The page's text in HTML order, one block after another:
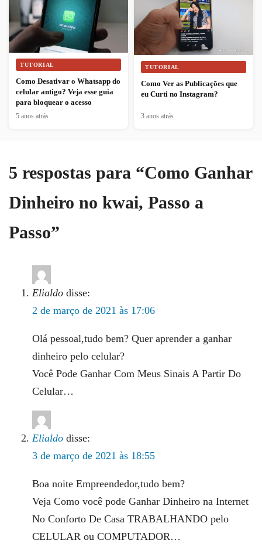
TUTORIAL
Como Desativar o Whatsapp do
celular antigo? Veja esse guia
para bloquear o acesso
5 anos atrás
TUTORIAL
Como Ver as Publicações que
eu Curti no Instagram?
3 anos atrás
5 respostas para “Como Ganhar
Dinheiro no kwai, Passo a
Passo”
Elialdo disse:
2 de março de 2021 às 17:06
Olá pessoal,tudo bem? Quer aprender a ganhar
dinheiro pelo celular?
Você Pode Ganhar Com Meus Sinais A Partir Do
Celular…
Elialdo disse:
3 de março de 2021 às 18:55
Boa noite Empreendedor,tudo bem?
Veja Como você pode Ganhar Dinheiro na Internet
No Conforto De Casa TRABALHANDO pelo
CELULAR ou COMPUTADOR…